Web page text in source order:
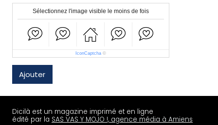
Sélectionnez l'image visible le moins de fois
IconCaptcha ©
Ajouter
Dicilà est un magazine imprimé et en ligne
édité par la SAS VAS Y MOJO !, agence média à Amiens